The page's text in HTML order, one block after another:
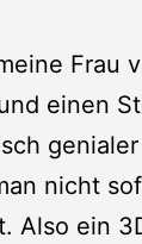
Frau
einen
nicht
Also ein